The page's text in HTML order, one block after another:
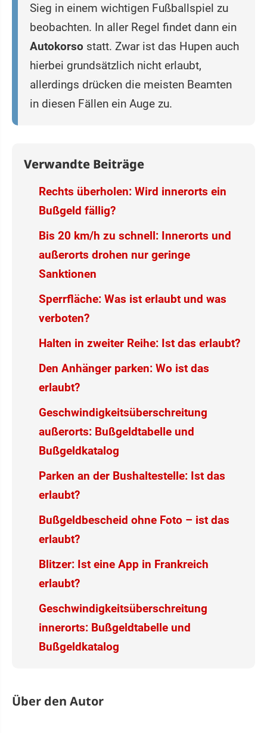
Sieg in einem wichtigen Fußballspiel zu
beobachten. In aller Regel findet dann ein
Autokorso statt. Zwar ist das Hupen auch
hierbei grundsätzlich nicht erlaubt,
allerdings drücken die meisten Beamten
in diesen Fällen ein Auge zu.
Verwandte Beiträge
Rechts überholen: Wird innerorts ein
Bußgeld fällig?
Bis 20 km/h zu schnell: Innerorts und
außerorts drohen nur geringe
Sanktionen
Sperrfläche: Was ist erlaubt und was
verboten?
Halten in zweiter Reihe: Ist das erlaubt?
Den Anhänger parken: Wo ist das
erlaubt?
Geschwindigkeitsüberschreitung
außerorts: Bußgeldtabelle und
Bußgeldkatalog
Parken an der Bushaltestelle: Ist das
erlaubt?
Bußgeldbescheid ohne Foto – ist das
erlaubt?
Blitzer: Ist eine App in Frankreich
erlaubt?
Geschwindigkeitsüberschreitung
innerorts: Bußgeldtabelle und
Bußgeldkatalog
Über den Autor